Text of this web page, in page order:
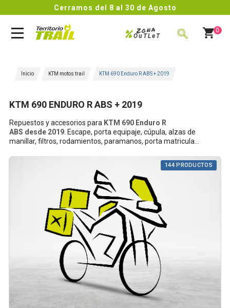
Cerramos del 8 al 30 de Agosto
Zona
%OuTLeT
0
Inicio KTM motos trail KTM 690 Enduro R ABS + 2019
KTM 690 ENDURO R ABS + 2019
Repuestos y accesorios para KTM 690 Enduro R
ABS desde 2019 . Escape, porta equipaje, cúpula, alzas de
manillar, filtros, rodamientos, paramanos, porta matricula...
144 PRODUCTOS